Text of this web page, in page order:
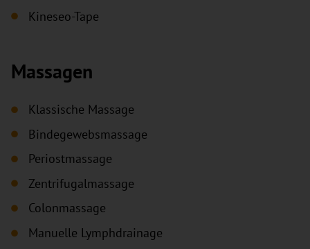
Kineseo-Tape
Massagen
Klassische Massage
Bindegewebsmassage
Periostmassage
Zentrifugalmassage
Colonmassage
Manuelle Lymphdrainage